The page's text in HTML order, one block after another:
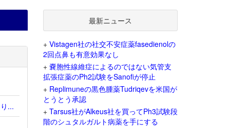
...
最新ニュース
+ Vistagen社の社交不安症薬fasedienolの
2回点鼻も有意効果なし
+ 嚢胞性線維症によるのではない気管支
拡張症薬のPh2試験をSanofiが停止
+ Replimuneの黒色腫薬Tudriqevを米国が
とうとう承認
+ Tarsus社がAlkeus社を買ってPh3試験段
階のシュタルガルト病薬を手にする